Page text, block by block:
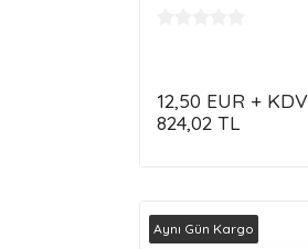
12,50 EUR + KDV
824,02 TL
Aynı Gün Kargo